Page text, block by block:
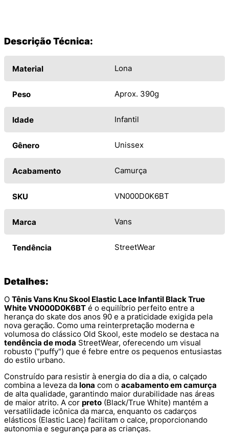
Descrição Técnica:
Material Lona
Peso Aprox. 390g
Idade Infantil
Gênero Unissex
Acabamento Camurça
SKU VN000D0K6BT
Marca Vans
Tendência StreetWear
Detalhes:
O Tênis Vans Knu Skool Elastic Lace Infantil Black True
White VN000D0K6BT é o equilíbrio perfeito entre a
herança do skate dos anos 90 e a praticidade exigida pela
nova geração. Como uma reinterpretação moderna e
volumosa do clássico Old Skool, este modelo se destaca na
tendência de moda StreetWear, oferecendo um visual
robusto ("puffy") que é febre entre os pequenos entusiastas
do estilo urbano.
Construído para resistir à energia do dia a dia, o calçado
combina a leveza da lona com o acabamento em camurça
de alta qualidade, garantindo maior durabilidade nas áreas
de maior atrito. A cor preto (Black/True White) mantém a
versatilidade icônica da marca, enquanto os cadarços
elásticos (Elastic Lace) facilitam o calce, proporcionando
autonomia e segurança para as crianças.